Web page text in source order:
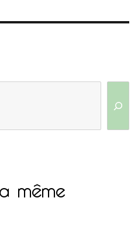
même